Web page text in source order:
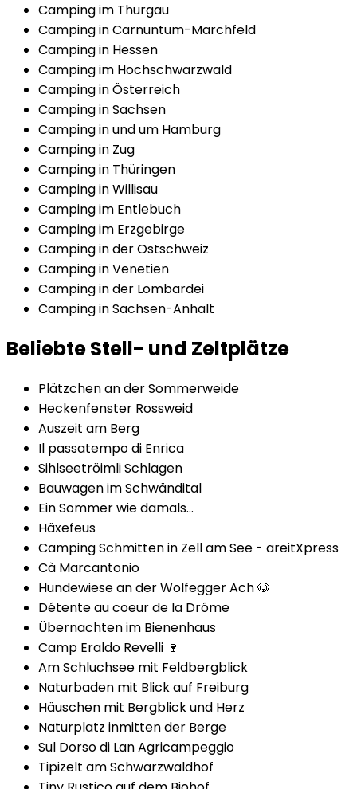
Camping im Thurgau
Camping in Carnuntum-Marchfeld
Camping in Hessen
Camping im Hochschwarzwald
Camping in Österreich
Camping in Sachsen
Camping in und um Hamburg
Camping in Zug
Camping in Thüringen
Camping in Willisau
Camping im Entlebuch
Camping im Erzgebirge
Camping in der Ostschweiz
Camping in Venetien
Camping in der Lombardei
Camping in Sachsen-Anhalt
Beliebte Stell- und Zeltplätze
Plätzchen an der Sommerweide
Heckenfenster Rossweid
Auszeit am Berg
Il passatempo di Enrica
Sihlseetröimli Schlagen
Bauwagen im Schwändital
Ein Sommer wie damals...
Häxefeus
Camping Schmitten in Zell am See - areitXpress
Cà Marcantonio
Hundewiese an der Wolfegger Ach 🐶
Détente au coeur de la Drôme
Übernachten im Bienenhaus
Camp Eraldo Revelli 🍷
Am Schluchsee mit Feldbergblick
Naturbaden mit Blick auf Freiburg
Häuschen mit Bergblick und Herz
Naturplatz inmitten der Berge
Sul Dorso di Lan Agricampeggio
Tipizelt am Schwarzwaldhof